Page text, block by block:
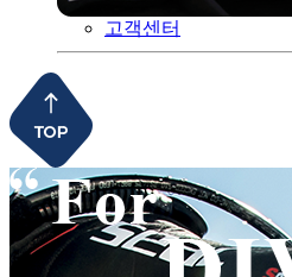
고객센터